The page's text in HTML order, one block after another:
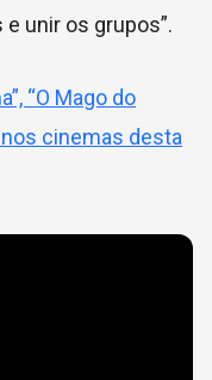
unir os grupos”.
“O Mago do
cinemas desta